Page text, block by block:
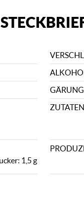
GÄRUNG
ZUTATEN
1,5 g